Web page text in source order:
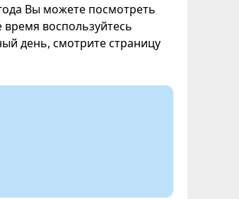
Вы можете посмотреть
воспользуйтесь
день, смотрите страницу